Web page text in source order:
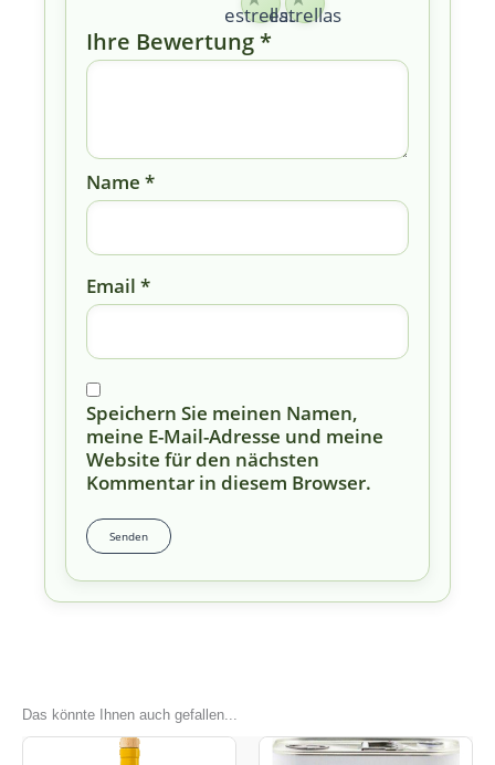
estrellasestrellas
Ihre Bewertung*
Name *
Email *
Speichern Sie meinen Namen,
meine E-Mail-Adresse und meine
Website für den nächsten
Kommentar in diesem Browser.
Das könnte Ihnen auch gefallen...